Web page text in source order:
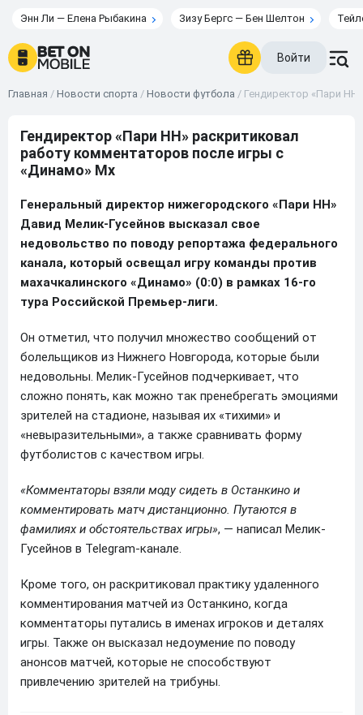
Энн Ли — Елена Рыбакина Зизу Бергс — Бен Шелтон
Войти
Главная / Новости спорта / Новости футбола / Гендиректор «Пари
Гендиректор «Пари НН» раскритиковал
работу комментаторов после игры с
«Динамо» Мх
Генеральный директор нижегородского «Пари НН»
Давид Мелик-Гусейнов высказал свое
недовольство по поводу репортажа федерального
канала, который освещал игру команды против
махачкалинского «Динамо» (0:0) в рамках 16-го
тура Российской Премьер-лиги.
Он отметил, что получил множество сообщений от
болельщиков из Нижнего Новгорода, которые были
недовольны. Мелик-Гусейнов подчеркивает, что
сложно понять, как можно так пренебрегать эмоциями
зрителей на стадионе, называя их «тихими» и
«невыразительными», а также сравнивать форму
футболистов с качеством игры.
«Комментаторы взяли моду сидеть в Останкино и
комментировать матч дистанционно. Путаются в
фамилиях и обстоятельствах игры», — написал Мелик-
Гусейнов в Telegram-канале.
Кроме того, он раскритиковал практику удаленного
комментирования матчей из Останкино, когда
комментаторы путались в именах игроков и деталях
игры. Также он высказал недоумение по поводу
анонсов матчей, которые не способствуют
привлечению зрителей на трибуны.